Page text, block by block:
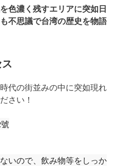
色濃く残すエリアに突如日
不思議で台湾の歴史を物語
代の街並みの中に突如現れ
さい！
いので、飲み物等をしっか